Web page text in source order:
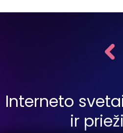
Interneto
ir